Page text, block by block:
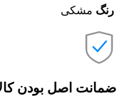
رنگ مشکی
ضمانت اصل بودن